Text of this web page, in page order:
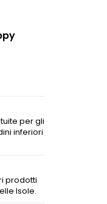
per gli
inferiori
prodotti
Isole.